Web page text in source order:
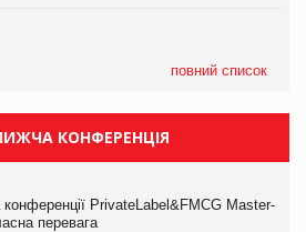
повний список
КОНФЕРЕНЦІЯ
PrivateLabel&FMCG Master-
перевага